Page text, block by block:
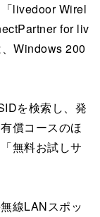
livedoor Wirel
for liv
Windows 200
を検索し、発
償コースのほ
無料お試しサ
線LANスポッ